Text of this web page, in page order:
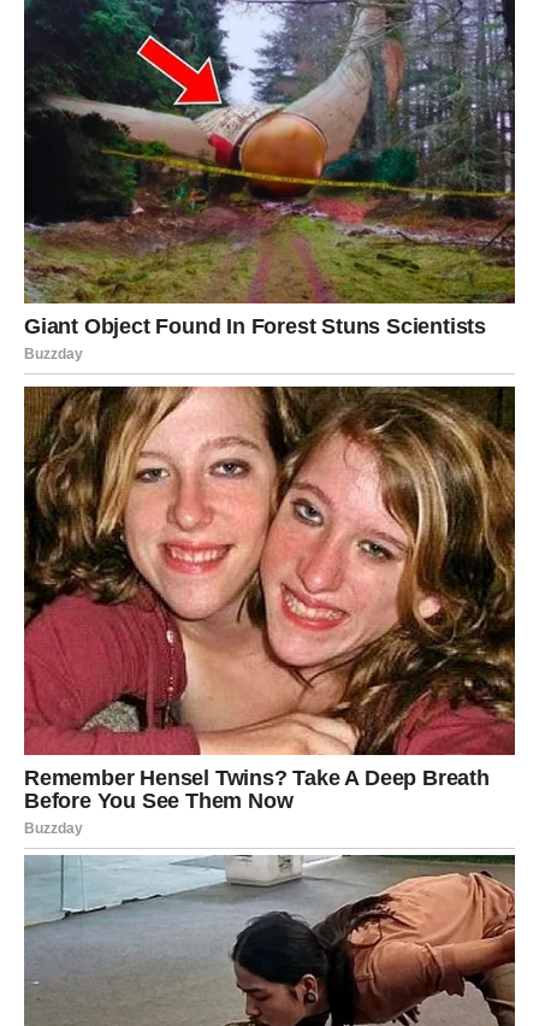
Lavovi ulaze u period pobede. Ako ste se borili za svoju
poziciju, za svoju istinu ili za ljubav – sada dolazi potvrda
da niste pogrešili.
Na poslu – priznanje, unapređenje ili javna pohvala.
U ljubavi – neko konačno bira vas bez sumnje.
Finansijski – stabilizacija i jačanje pozicije.
Pravda za vas dolazi kroz svetlost – svi vide vašu
vrednost.
DEVICA – RASKID SA
NEPRAVDOM
Device su često ćutale i trpele. Druga polovina februara
donosi oslobađanje.
Ako ste bili u vezi koja vas iscrpljuje – sada dolazi
hrabrost da je završite.
Na poslu – izlazite iz situacije gde niste bili cenjeni. Nova
prilika je bliže nego što mislite.
Pravda za vas dolazi kroz odluku da više ne pristajete na
manje od onoga što zaslužujete.
VAGA – BALANS SE VRAĆA